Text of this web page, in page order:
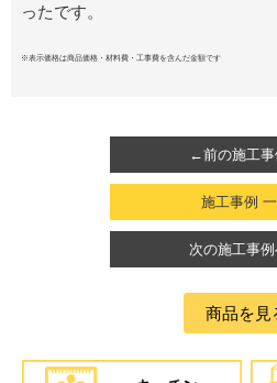
ったです。
※表示価格は商品価格・材料費・工事費を含んだ金額です
←前の施工事
施工事例
次の施工事
商品を見